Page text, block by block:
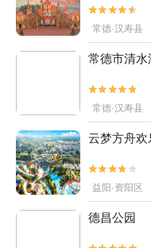


常德·汉寿县
常德市清水


常德·汉寿县
云梦方舟欢


益阳·资阳区
德昌公园